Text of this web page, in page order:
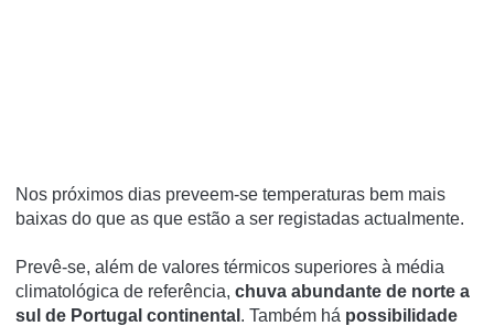
Nos próximos dias preveem-se temperaturas bem mais
baixas do que as que estão a ser registadas actualmente.
Prevê-se, além de valores térmicos superiores à média
climatológica de referência, chuva abundante de norte a
sul de Portugal continental . Também há possibilidade